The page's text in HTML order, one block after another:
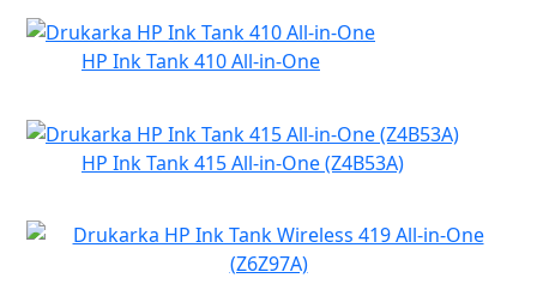
HP Ink Tank 410 All-in-One
HP Ink Tank 415 All-in-One (Z4B53A)